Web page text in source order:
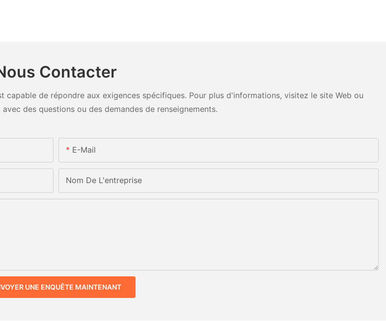
Contacter
de répondre aux exigences spécifiques. Pour plus d'informations, visitez le site Web ou
des questions ou des demandes de renseignements.
E-Mail
Nom De L'entreprise
UNE ENQUÊTE MAINTENANT